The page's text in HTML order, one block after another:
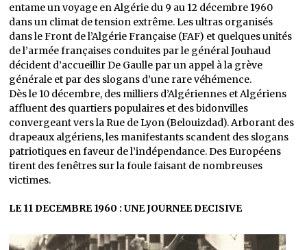
entame un voyage en Algérie du 9 au 12 décembre 1960
dans un climat de tension extrême. Les ultras organisés
dans le Front de l’Algérie Française (FAF) et quelques unités
de l’armée françaises conduites par le général Jouhaud
décident d’accueillir De Gaulle par un appel à la grève
générale et par des slogans d’une rare véhémence.
Dès le 10 décembre, des milliers d’Algériennes et Algériens
affluent des quartiers populaires et des bidonvilles
convergeant vers la Rue de Lyon (Belouizdad). Arborant des
drapeaux algériens, les manifestants scandent des slogans
patriotiques en faveur de l’indépendance. Des Européens
tirent des fenêtres sur la foule faisant de nombreuses
victimes.
LE 11 DECEMBRE 1960 : UNE JOURNEE DECISIVE